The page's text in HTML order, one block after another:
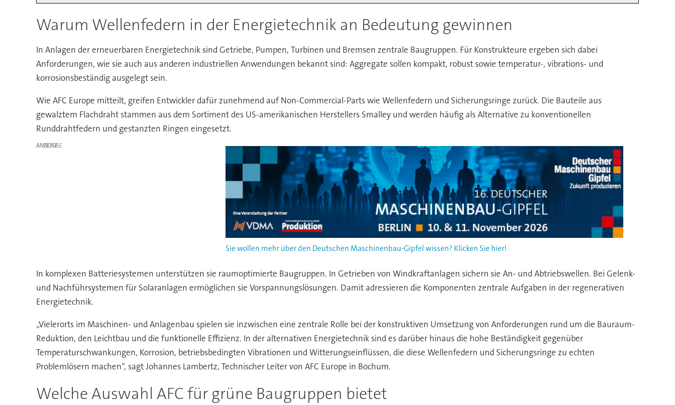
Warum Wellenfedern in der Energietechnik an Bedeutung gewinnen
In Anlagen der erneuerbaren Energietechnik sind Getriebe, Pumpen, Turbinen und Bremsen zentrale Baugruppen. Für Konstrukteure ergeben sich dabei
Anforderungen, wie sie auch aus anderen industriellen Anwendungen bekannt sind: Aggregate sollen kompakt, robust sowie temperatur-, vibrations- und
korrosionsbeständig ausgelegt sein.
Wie AFC Europe mitteilt, greifen Entwickler dafür zunehmend auf Non-Commercial-Parts wie Wellenfedern und Sicherungsringe zurück. Die Bauteile aus
gewalztem Flachdraht stammen aus dem Sortiment des US-amerikanischen Herstellers Smalley und werden häufig als Alternative zu konventionellen
Runddrahtfedern und gestanzten Ringen eingesetzt.
ANZEIGE
Sie wollen mehr über den Deutschen Maschinenbau-Gipfel wissen? Klicken Sie hier!
In komplexen Batteriesystemen unterstützen sie raumoptimierte Baugruppen. In Getrieben von Windkraftanlagen sichern sie An- und Abtriebswellen. Bei Gelenk-
und Nachführsystemen für Solaranlagen ermöglichen sie Vorspannungslösungen. Damit adressieren die Komponenten zentrale Aufgaben in der regenerativen
Energietechnik.
„Vielerorts im Maschinen- und Anlagenbau spielen sie inzwischen eine zentrale Rolle bei der konstruktiven Umsetzung von Anforderungen rund um die Bauraum-
Reduktion, den Leichtbau und die funktionelle Effizienz. In der alternativen Energietechnik sind es darüber hinaus die hohe Beständigkeit gegenüber
Temperaturschwankungen, Korrosion, betriebsbedingten Vibrationen und Witterungseinflüssen, die diese Wellenfedern und Sicherungsringe zu echten
Problemlösern machen“, sagt Johannes Lambertz, Technischer Leiter von AFC Europe in Bochum.
Welche Auswahl AFC für grüne Baugruppen bietet